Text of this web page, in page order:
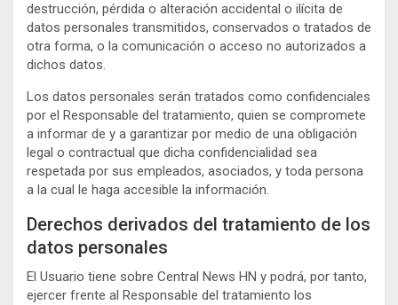
destrucción, pérdida o alteración accidental o ilícita de
datos personales transmitidos, conservados o tratados de
otra forma, o la comunicación o acceso no autorizados a
dichos datos.
Los datos personales serán tratados como confidenciales
por el Responsable del tratamiento, quien se compromete
a informar de y a garantizar por medio de una obligación
legal o contractual que dicha confidencialidad sea
respetada por sus empleados, asociados, y toda persona
a la cual le haga accesible la información.
Derechos derivados del tratamiento de los
datos personales
El Usuario tiene sobre Central News HN y podrá, por tanto,
ejercer frente al Responsable del tratamiento los